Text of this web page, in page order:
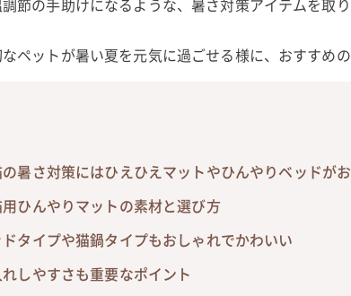
節の手助けになるような、暑さ対策アイテムを取
ペットが暑い夏を元気に過ごせる様に、おすすめ
暑さ対策にはひえひえマットやひんやりベッドが
ひんやりマットの素材と選び方
タイプや猫鍋タイプもおしゃれでかわいい
しやすさも重要なポイント